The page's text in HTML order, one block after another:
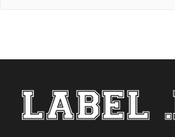
ФУТЕР САЙТА